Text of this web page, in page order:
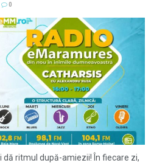
0
dă ritmul după-amiezii! În fiecare zi,